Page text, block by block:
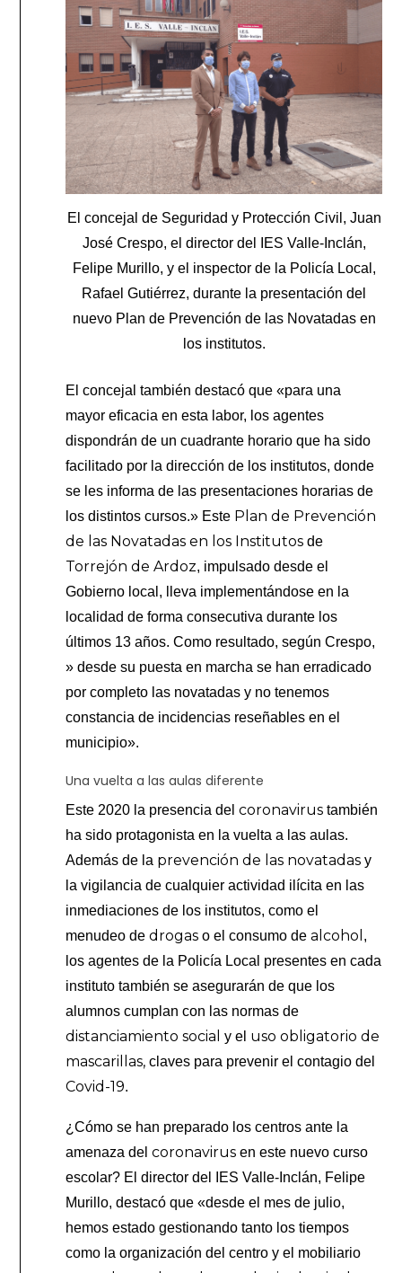
El concejal de Seguridad y Protección Civil, Juan
José Crespo, el director del IES Valle-Inclán,
Felipe Murillo, y el inspector de la Policía Local,
Rafael Gutiérrez, durante la presentación del
nuevo Plan de Prevención de las Novatadas en
los institutos.
El concejal también destacó que «para una
mayor eficacia en esta labor, los agentes
dispondrán de un cuadrante horario que ha sido
facilitado por la dirección de los institutos, donde
se les informa de las presentaciones horarias de
los distintos cursos.» Este Plan de Prevención
de las Novatadas en los Institutos de
Torrejón de Ardoz, impulsado desde el
Gobierno local, lleva implementándose en la
localidad de forma consecutiva durante los
últimos 13 años. Como resultado, según Crespo,
» desde su puesta en marcha se han erradicado
por completo las novatadas y no tenemos
constancia de incidencias reseñables en el
municipio».
Una vuelta a las aulas diferente
Este 2020 la presencia del coronavirus también
ha sido protagonista en la vuelta a las aulas.
Además de la prevención de las novatadas y
la vigilancia de cualquier actividad ilícita en las
inmediaciones de los institutos, como el
menudeo dedrogas o el consumo de alcohol ,
los agentes de la Policía Local presentes en cada
instituto también se asegurarán de que los
alumnos cumplan con las normas de
distanciamiento social y el uso obligatorio de
mascarillas, claves para prevenir el contagio del
Covid-19.
¿Cómo se han preparado los centros ante la
amenaza del coronavirusen este nuevo curso
escolar? El director del IES Valle-Inclán, Felipe
Murillo, destacó que «desde el mes de julio,
hemos estado gestionando tanto los tiempos
como la organización del centro y el mobiliario